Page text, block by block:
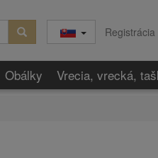
Registrácia
Obálky Vrecia, vrecká,